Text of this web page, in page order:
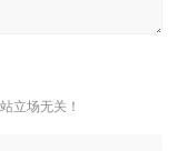
立场无关！